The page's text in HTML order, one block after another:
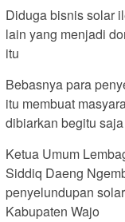
Diduga bisnis solar
lain yang menjadi
itu
Bebasnya para
itu membuat
dibiarkan begitu saja
Ketua Umum
Siddiq Daeng
penyelundupan
Kabupaten Wajo